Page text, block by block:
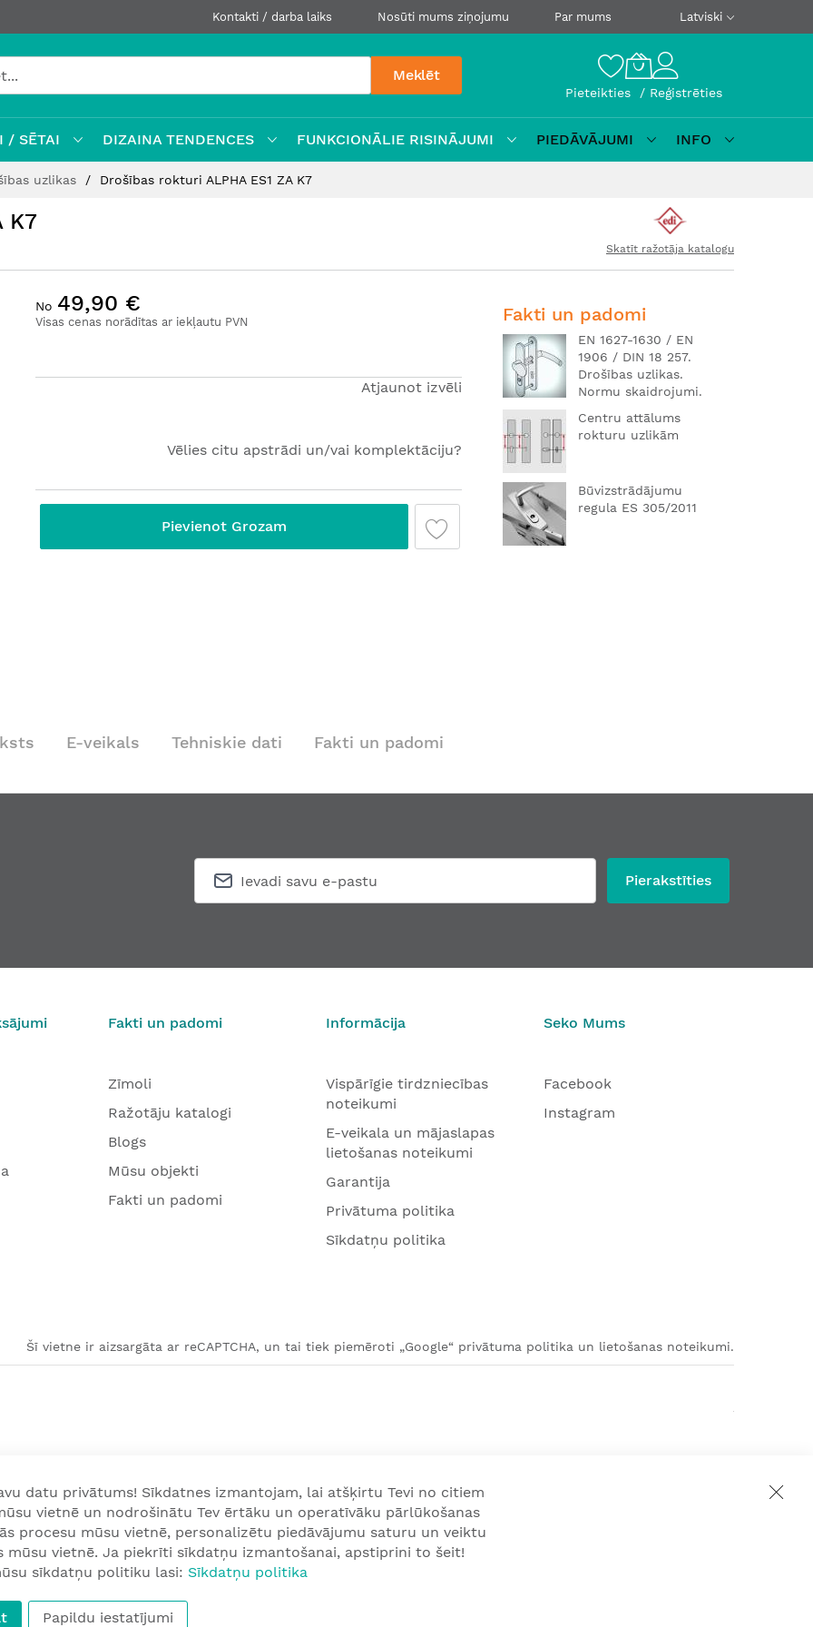
Kontakti / darba laiks Nosūti mums ziņojumu Par mums Latviski
Meklēt
Pieteikties Reģistrēties
/ SĒTAI DIZAINA TENDENCES FUNKCIONĀLIE RISINĀJUMI PIEDĀVĀJUMI
INFO
uzlikas Drošības rokturi ALPHA ES1 ZA K7
K7
Skatīt ražotāja katalogu
Visas cenas norādītas ar iekļautu PVN
No 49,90 €
Atjaunot izvēli
Vēlies citu apstrādi un/vai komplektāciju?
Pievienot Grozam
Fakti un padomi
EN 1627-1630 / EN
1906 / DIN 18 257.
Drošības uzlikas.
Normu skaidrojumi.
Centru attālums
rokturu uzlikām
Būvizstrādājumu
regula ES 305/2011
E-veikals Tehniskie dati Fakti un padomi
Pierakstīties
Fakti un padomi
Zīmoli
Ražotāju katalogi
Blogs
Mūsu objekti
Fakti un padomi
Informācija
Vispārīgie tirdzniecības
noteikumi
E-veikala un mājaslapas
lietošanas noteikumi
Garantija
Privātuma politika
Sīkdatņu politika
Seko Mums
Facebook
Instagram
Šī vietne ir aizsargāta ar reCAPTCHA, un tai tiek piemēroti „Google“ privātuma politika un lietošanas noteikumi.
datu privātums! Sīkdatnes izmantojam, lai atšķirtu Tevi no citiem
vietnē un nodrošinātu Tev ērtāku un operatīvāku pārlūkošanas
procesu mūsu vietnē, personalizētu piedāvājumu saturu un veiktu
mūsu vietnē. Ja piekrīti sīkdatņu izmantošanai, apstiprini to šeit!
sīkdatņu politiku lasi: Sīkdatņu politika
Papildu iestatījumi